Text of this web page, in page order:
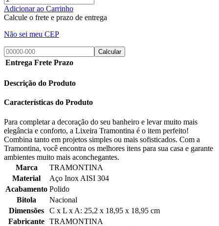
Adicionar ao Carrinho
Calcule o frete e prazo de entrega
Não sei meu CEP
Calcular
Entrega Frete Prazo
Descrição do Produto
Características do Produto
Para completar a decoração do seu banheiro e levar muito mais
elegância e conforto, a Lixeira Tramontina é o item perfeito!
Combina tanto em projetos simples ou mais sofisticados. Com a
Tramontina, você encontra os melhores itens para sua casa e garante
ambientes muito mais aconchegantes.
Marca
TRAMONTINA
Material
Aço Inox AISI 304
Acabamento Polido
Bitola
Nacional
Dimensões
C x L x A: 25,2 x 18,95 x 18,95 cm
Fabricante TRAMONTINA